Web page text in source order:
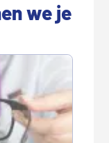
we je